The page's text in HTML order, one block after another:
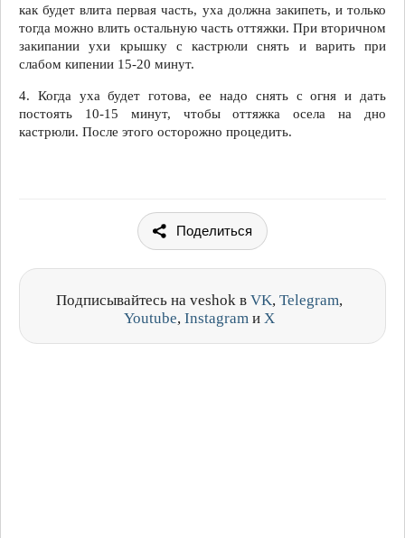
как будет влита первая часть, уха должна закипеть, и только
тогда можно влить остальную часть оттяжки. При вторичном
закипании ухи крышку с кастрюли снять и варить при
слабом кипении 15-20 минут.
4. Когда уха будет готова, ее надо снять с огня и дать
постоять 10-15 минут, чтобы оттяжка осела на дно
кастрюли. После этого осторожно процедить.
Поделиться
Подписывайтесь на veshok в VK, Telegram,
Youtube, Instagram и X